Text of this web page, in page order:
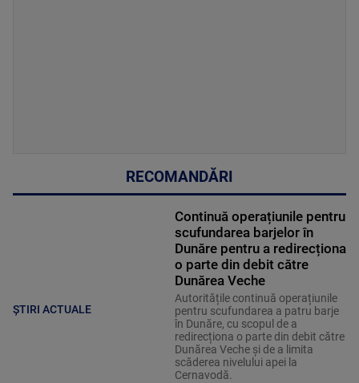
RECOMANDĂRI
ȘTIRI ACTUALE
Continuă operațiunile pentru
scufundarea barjelor în
Dunăre pentru a redirecționa
o parte din debit către
Dunărea Veche
Autoritățile continuă operațiunile
pentru scufundarea a patru barje
în Dunăre, cu scopul de a
redirecționa o parte din debit către
Dunărea Veche și de a limita
scăderea nivelului apei la
Cernavodă.